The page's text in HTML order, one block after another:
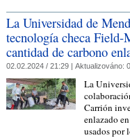
La Universidad de
tecnología checa Field-
cantidad de carbono
02.02.2024 / 21:29 | Aktualizováno:
La
Carrión
enlazado
usados